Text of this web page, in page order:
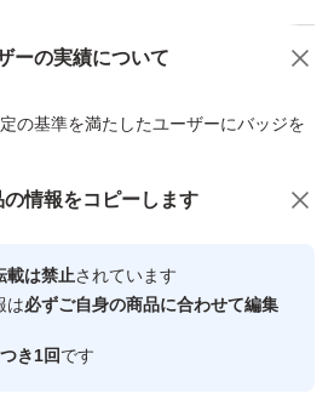
もあります。 ・アク（タンニン色
クの成分は生体に悪影響を与える
を軟水にする効果がありますので
ランチ系はマングローブ系と違い
お勧めします。 ・水中レイアウ
確認はしておりませんので数日か
めるなどの沈水作業を行ってくだ
ーの実績について
の基準を満たしたユーザーにバッジを
このユーザーはYahoo!フリマの取
引を完了させた実績があります
した商品のため一部機能は利用できません
交渉、不適切なカテゴリ変更依頼は禁止です
の情報をコピーします
載は禁止されています
は必ずご自身の商品に合わせて編集
き1回です
にオススメ